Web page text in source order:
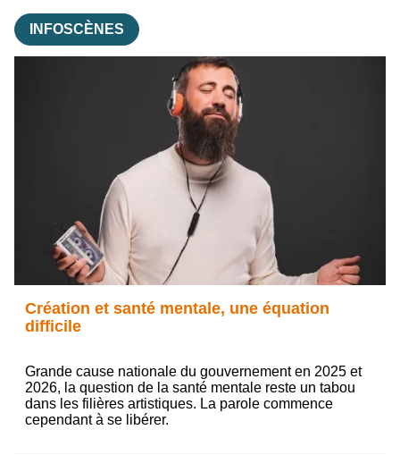
INFOSCÈNES
Création et santé mentale, une équation
difficile
Grande cause nationale du gouvernement en 2025 et
2026, la question de la santé mentale reste un tabou
dans les filières artistiques. La parole commence
cependant à se libérer.